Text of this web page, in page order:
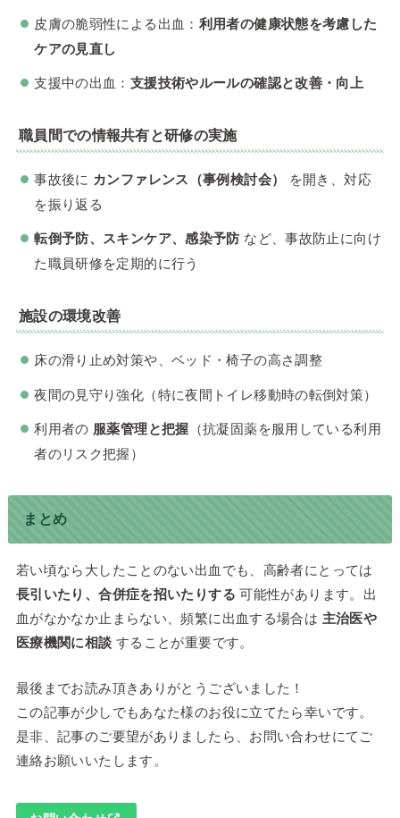
皮膚の脆弱性による出血： 利用者の健康状態を考慮した
ケアの見直し
支援中の出血： 支援技術やルールの確認と改善・向上
職員間での情報共有と研修の実施
事故後に カンファレンス（事例検討会）
を開き、対応
を振り返る
転倒予防、スキンケア、感染予防 など、事故防止に向け
た職員研修を定期的に行う
施設の環境改善
床の滑り止め対策や、ベッド・椅子の高さ調整
夜間の見守り強化（特に夜間トイレ移動時の転倒対策）
利用者の 服薬管理と把握 （抗凝固薬を服用している利用
者のリスク把握）
まとめ
若い頃なら大したことのない出血でも、高齢者にとっては
長引いたり、合併症を招いたりする 可能性があります。出
血がなかなか止まらない、頻繁に出血する場合は 主治医や
医療機関に相談 することが重要です。
最後までお読み頂きありがとうございました！
この記事が少しでもあなた様のお役に立てたら幸いです。
是非、記事のご要望がありましたら、お問い合わせにてご
連絡お願いいたします。